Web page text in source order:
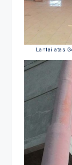
Lantai atas